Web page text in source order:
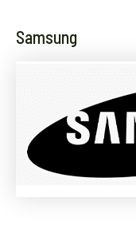
Samsung